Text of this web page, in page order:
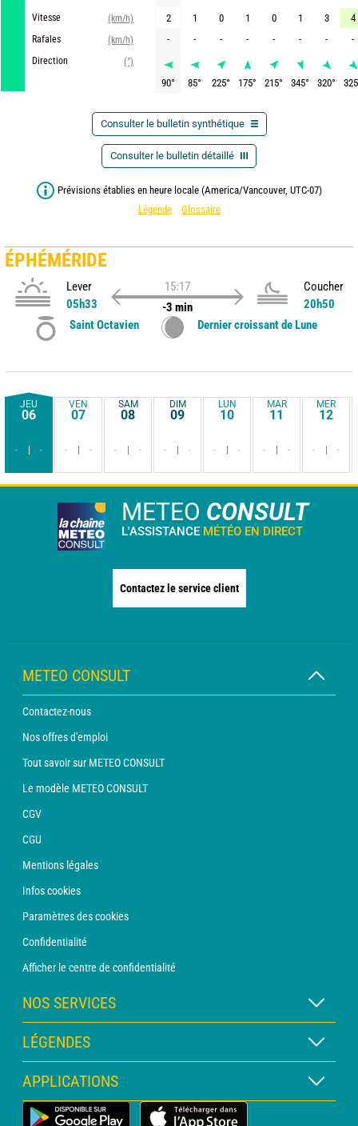
Vitesse
(km/h)
Rafales
(km/h)
Direction
(°)
2 1 0 1 0 1 3
4
-
- - - - - - -
90° 85° 225° 175° 215° 345° 320° 325
Consulter le bulletin synthétique
Consulter le bulletin détaillé
Prévisions établies en heure locale (America/Vancouver, UTC-07)
Légende
Glossaire
ÉPHÉMÉRIDE
Lever
05h33
15:17
-3 min
Coucher
20h50
Saint Octavien
Dernier croissant de Lune
JEU
06
- -
VEN
07
- -
SAM
08
- -
DIM
09
- -
LUN
10
- -
MAR
11
- -
MER
12
- -
METEO CONSULT
L'ASSISTANCE MÉTÉO EN DIRECT
Contactez le service client
METEO CONSULT
Contactez-nous
Nos offres d'emploi
Tout savoir sur METEO CONSULT
Le modèle METEO CONSULT
CGV
CGU
Mentions légales
Infos cookies
Paramètres des cookies
Confidentialité
Afficher le centre de confidentialité
NOS SERVICES
Abonnement METEO Xpert
Abonnement METEO PRO
Consultation avec un prévisionniste
Bulletin PRO
LÉGENDES
Légende des cartes
Légende des pictogrammes
APPLICATIONS
Application Météo Terrestre